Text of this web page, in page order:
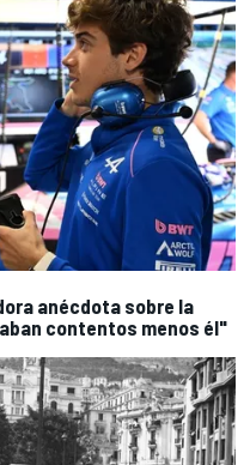
anécdota sobre la
contentos menos él"